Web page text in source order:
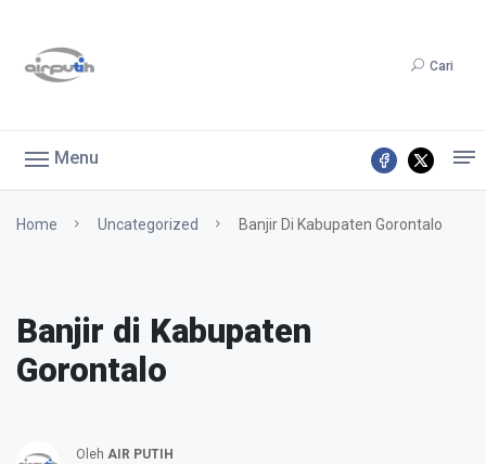
Cari
Menu
Home Uncategorized Banjir Di Kabupaten Gorontalo
Banjir di Kabupaten
Gorontalo
Oleh AIR PUTIH